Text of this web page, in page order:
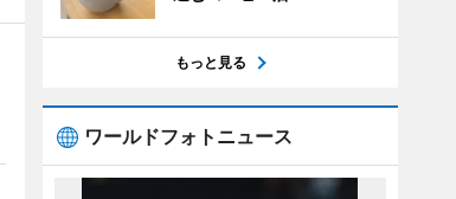
もっと見る
ワールドフォトニュース